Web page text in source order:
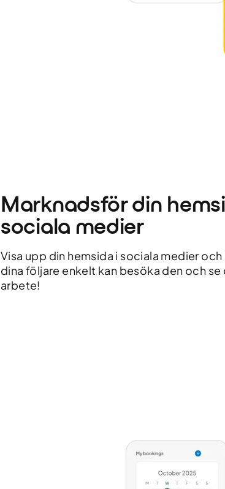
Marknadsför din
sociala medier
Visa upp din hemsida i sociala medier
dina följare enkelt kan besöka den och
arbete!